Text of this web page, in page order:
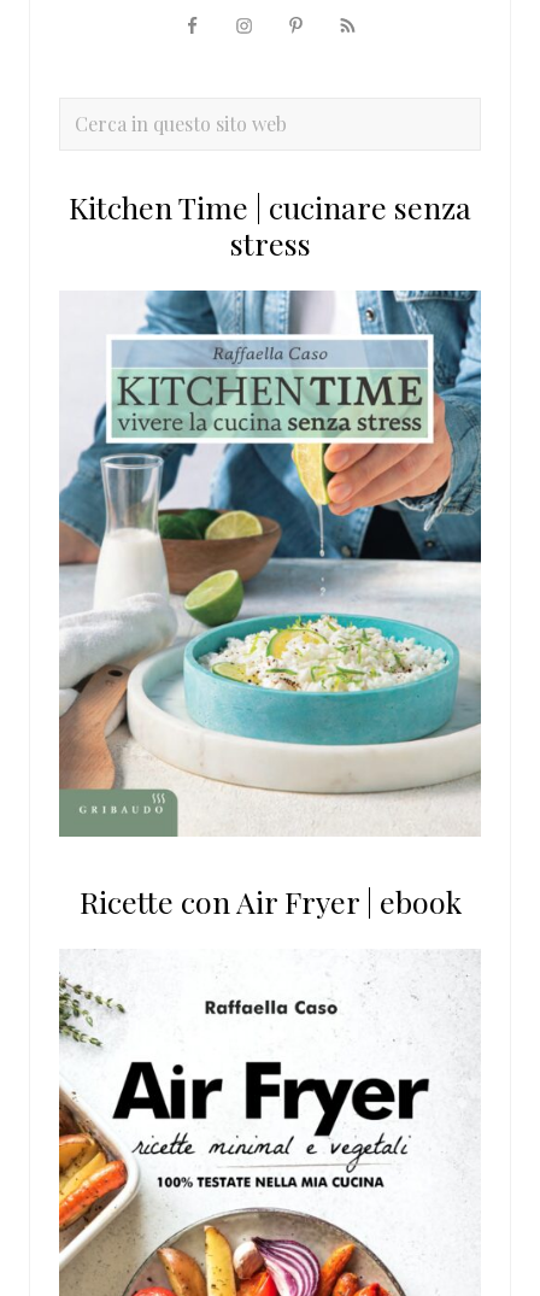
primaria
Cerca
sito
Kitchen Time | cucinare senza
stress
Ricette con Air Fryer | ebook